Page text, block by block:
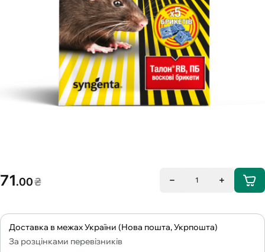
71.00₴ 1
Доставка в межах України (Нова пошта, Укрпошта)
За розцінками перевізників